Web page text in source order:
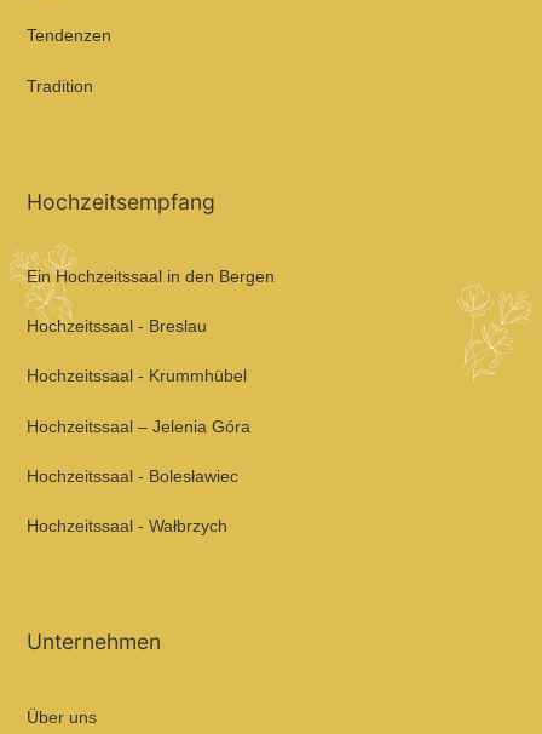
Tendenzen
Tradition
Hochzeitsempfang
Ein Hochzeitssaal in den Bergen
Hochzeitssaal - Breslau
Hochzeitssaal - Krummhübel
Hochzeitssaal – Jelenia Góra
Hochzeitssaal - Bolesławiec
Hochzeitssaal - Wałbrzych
Unternehmen
Über uns